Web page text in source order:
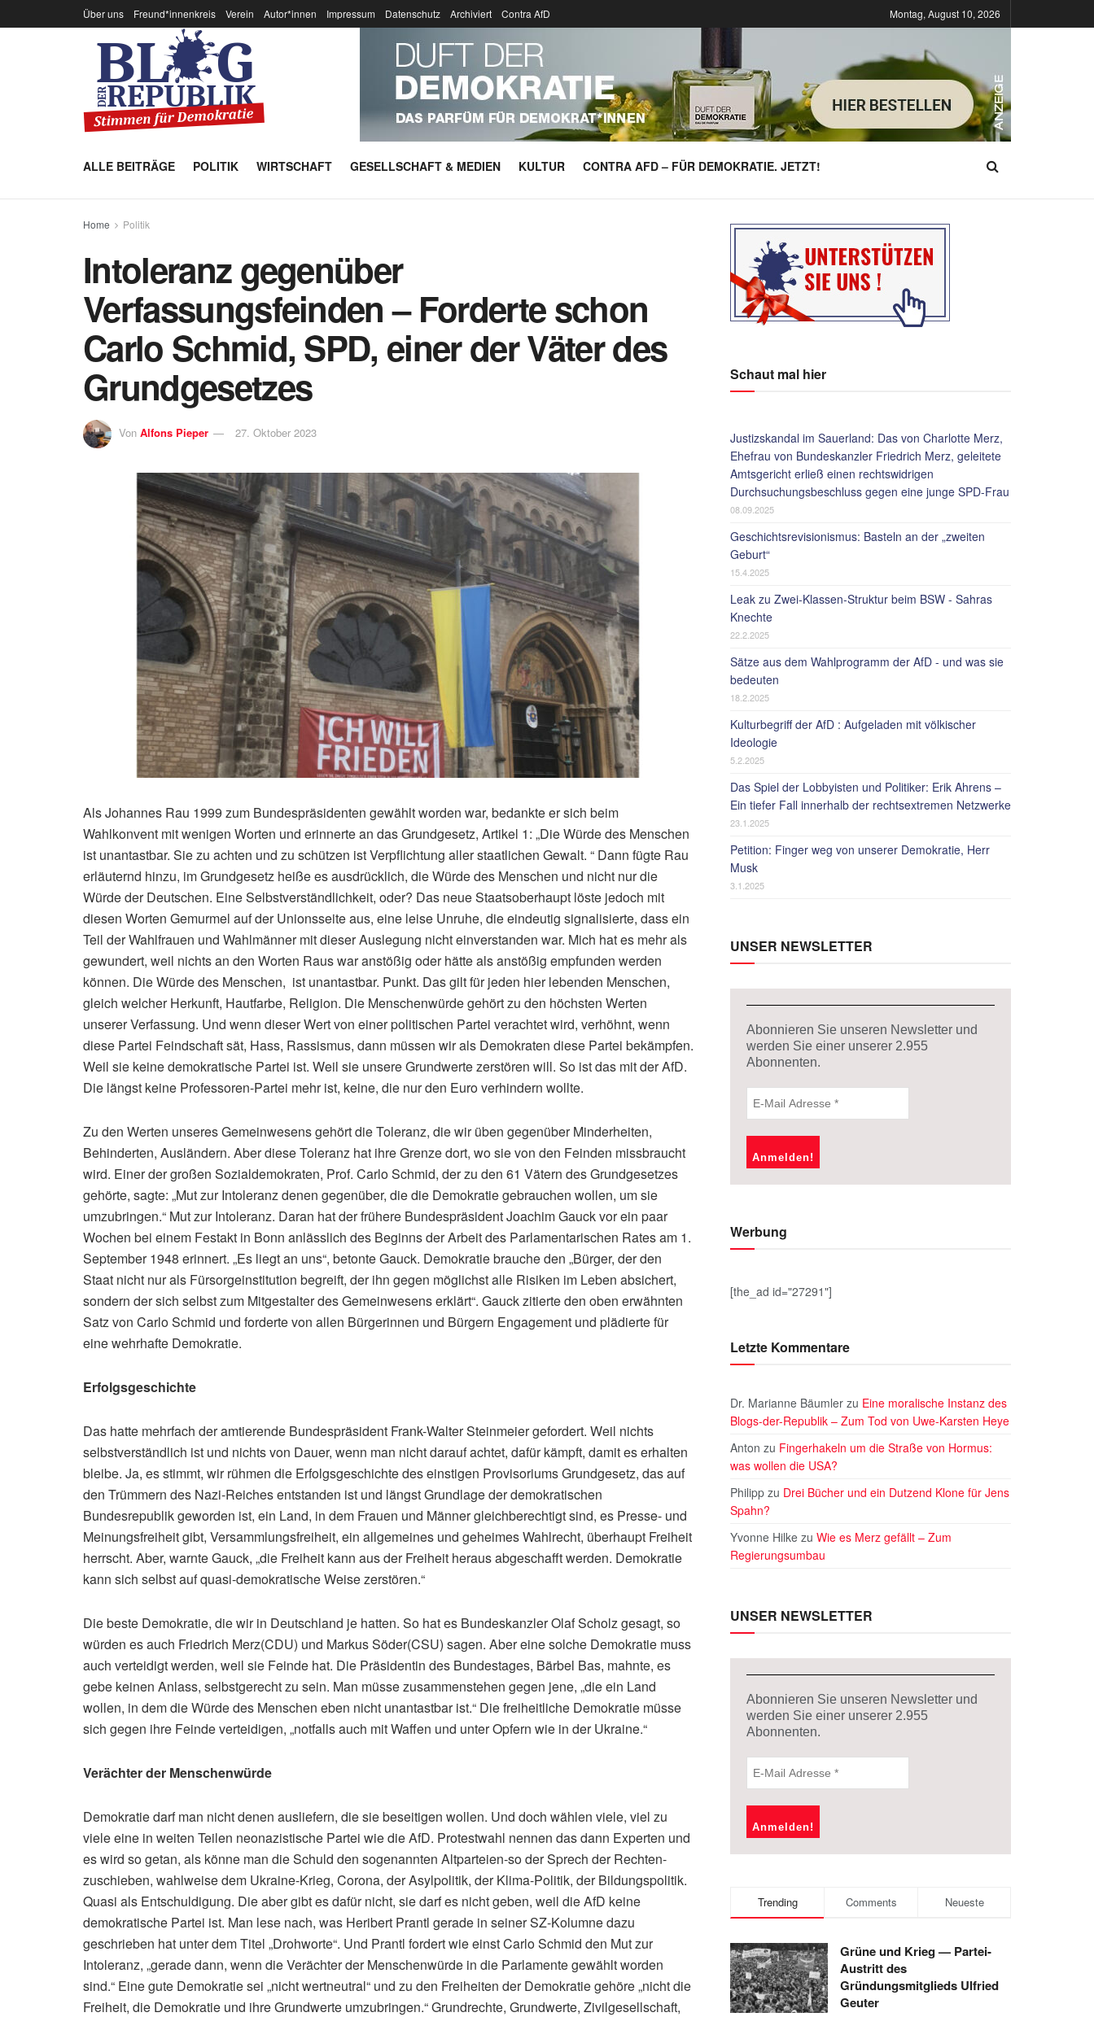
Über uns Freund*innenkreis Verein Autor*innen Impressum Datenschutz Archiviert Contra AfD Montag, August 10, 2026
ALLE BEITRÄGE POLITIK WIRTSCHAFT GESELLSCHAFT & MEDIEN KULTUR CONTRA AFD – FÜR DEMOKRATIE. JETZT!
Home Politik
Intoleranz gegenüber
Verfassungsfeinden – Forderte schon
Carlo Schmid, SPD, einer der Väter des
Grundgesetzes
Von Alfons Pieper 27. Oktober 2023
Als Johannes Rau 1999 zum Bundespräsidenten gewählt worden war, bedankte er sich beim
Wahlkonvent mit wenigen Worten und erinnerte an das Grundgesetz, Artikel 1: „Die Würde des Menschen
ist unantastbar. Sie zu achten und zu schützen ist Verpflichtung aller staatlichen Gewalt. “ Dann fügte Rau
erläuternd hinzu, im Grundgesetz heiße es ausdrücklich, die Würde des Menschen und nicht nur die
Würde der Deutschen. Eine Selbstverständlichkeit, oder? Das neue Staatsoberhaupt löste jedoch mit
diesen Worten Gemurmel auf der Unionsseite aus, eine leise Unruhe, die eindeutig signalisierte, dass ein
Teil der Wahlfrauen und Wahlmänner mit dieser Auslegung nicht einverstanden war. Mich hat es mehr als
gewundert, weil nichts an den Worten Raus war anstößig oder hätte als anstößig empfunden werden
können. Die Würde des Menschen, ist unantastbar. Punkt. Das gilt für jeden hier lebenden Menschen,
gleich welcher Herkunft, Hautfarbe, Religion. Die Menschenwürde gehört zu den höchsten Werten
unserer Verfassung. Und wenn dieser Wert von einer politischen Partei verachtet wird, verhöhnt, wenn
diese Partei Feindschaft sät, Hass, Rassismus, dann müssen wir als Demokraten diese Partei bekämpfen.
Weil sie keine demokratische Partei ist. Weil sie unsere Grundwerte zerstören will. So ist das mit der AfD.
Die längst keine Professoren-Partei mehr ist, keine, die nur den Euro verhindern wollte.
Zu den Werten unseres Gemeinwesens gehört die Toleranz, die wir üben gegenüber Minderheiten,
Behinderten, Ausländern. Aber diese Toleranz hat ihre Grenze dort, wo sie von den Feinden missbraucht
wird. Einer der großen Sozialdemokraten, Prof. Carlo Schmid, der zu den 61 Vätern des Grundgesetzes
gehörte, sagte: „Mut zur Intoleranz denen gegenüber, die die Demokratie gebrauchen wollen, um sie
umzubringen.“ Mut zur Intoleranz. Daran hat der frühere Bundespräsident Joachim Gauck vor ein paar
Wochen bei einem Festakt in Bonn anlässlich des Beginns der Arbeit des Parlamentarischen Rates am 1.
September 1948 erinnert. „Es liegt an uns“, betonte Gauck. Demokratie brauche den „Bürger, der den
Staat nicht nur als Fürsorgeinstitution begreift, der ihn gegen möglichst alle Risiken im Leben absichert,
sondern der sich selbst zum Mitgestalter des Gemeinwesens erklärt“. Gauck zitierte den oben erwähnten
Satz von Carlo Schmid und forderte von allen Bürgerinnen und Bürgern Engagement und plädierte für
eine wehrhafte Demokratie.
Erfolgsgeschichte
Das hatte mehrfach der amtierende Bundespräsident Frank-Walter Steinmeier gefordert. Weil nichts
selbstverständlich ist und nichts von Dauer, wenn man nicht darauf achtet, dafür kämpft, damit es erhalten
bleibe. Ja, es stimmt, wir rühmen die Erfolgsgeschichte des einstigen Provisoriums Grundgesetz, das auf
den Trümmern des Nazi-Reiches entstanden ist und längst Grundlage der demokratischen
Bundesrepublik geworden ist, ein Land, in dem Frauen und Männer gleichberechtigt sind, es Presse- und
Meinungsfreiheit gibt, Versammlungsfreiheit, ein allgemeines und geheimes Wahlrecht, überhaupt Freiheit
herrscht. Aber, warnte Gauck, „die Freiheit kann aus der Freiheit heraus abgeschafft werden. Demokratie
kann sich selbst auf quasi-demokratische Weise zerstören.“
Die beste Demokratie, die wir in Deutschland je hatten. So hat es Bundeskanzler Olaf Scholz gesagt, so
würden es auch Friedrich Merz(CDU) und Markus Söder(CSU) sagen. Aber eine solche Demokratie muss
auch verteidigt werden, weil sie Feinde hat. Die Präsidentin des Bundestages, Bärbel Bas, mahnte, es
gebe keinen Anlass, selbstgerecht zu sein. Man müsse zusammenstehen gegen jene, „die ein Land
wollen, in dem die Würde des Menschen eben nicht unantastbar ist.“ Die freiheitliche Demokratie müsse
sich gegen ihre Feinde verteidigen, „notfalls auch mit Waffen und unter Opfern wie in der Ukraine.“
Verächter der Menschenwürde
Demokratie darf man nicht denen ausliefern, die sie beseitigen wollen. Und doch wählen viele, viel zu
viele eine in weiten Teilen neonazistische Partei wie die AfD. Protestwahl nennen das dann Experten und
es wird so getan, als könne man die Schuld den sogenannten Altparteien-so der Sprech der Rechten-
zuschieben, wahlweise dem Ukraine-Krieg, Corona, der Asylpolitik, der Klima-Politik, der Bildungspolitik.
Quasi als Entschuldigung. Die aber gibt es dafür nicht, sie darf es nicht geben, weil die AfD keine
demokratische Partei ist. Man lese nach, was Heribert Prantl gerade in seiner SZ-Kolumne dazu
geschrieben hat unter dem Titel „Drohworte“. Und Prantl fordert wie einst Carlo Schmid den Mut zur
Intoleranz, „gerade dann, wenn die Verächter der Menschenwürde in die Parlamente gewählt worden
sind.“ Eine gute Demokratie sei „nicht wertneutral“ und zu den Freiheiten der Demokratie gehöre „nicht die
Freiheit, die Demokratie und ihre Grundwerte umzubringen.“ Grundrechte, Grundwerte, Zivilgesellschaft,
Schaut mal hier
Justizskandal im Sauerland: Das von Charlotte Merz,
Ehefrau von Bundeskanzler Friedrich Merz, geleitete
Amtsgericht erließ einen rechtswidrigen
Durchsuchungsbeschluss gegen eine junge SPD-Frau
08.09.2025
Geschichtsrevisionismus: Basteln an der „zweiten
Geburt“
15.4.2025
Leak zu Zwei-Klassen-Struktur beim BSW - Sahras
Knechte
22.2.2025
Sätze aus dem Wahlprogramm der AfD - und was sie
bedeuten
18.2.2025
Kulturbegriff der AfD : Aufgeladen mit völkischer
Ideologie
5.2.2025
Das Spiel der Lobbyisten und Politiker: Erik Ahrens –
Ein tiefer Fall innerhalb der rechtsextremen Netzwerke
23.1.2025
Petition: Finger weg von unserer Demokratie, Herr
Musk
3.1.2025
UNSER NEWSLETTER
Abonnieren Sie unseren Newsletter und
werden Sie einer unserer 2.955
Abonnenten.
Werbung
[the_ad id="27291"]
Letzte Kommentare
Dr. Marianne Bäumler zu Eine moralische Instanz des
Blogs-der-Republik – Zum Tod von Uwe-Karsten Heye
Anton zu Fingerhakeln um die Straße von Hormus:
was wollen die USA?
Philipp zu Drei Bücher und ein Dutzend Klone für Jens
Spahn?
Yvonne Hilke zu Wie es Merz gefällt – Zum
Regierungsumbau
UNSER NEWSLETTER
Abonnieren Sie unseren Newsletter und
werden Sie einer unserer 2.955
Abonnenten.
Trending Comments Neueste
Grüne und Krieg — Partei-
Austritt des
Gründungsmitglieds Ulfried
Geuter